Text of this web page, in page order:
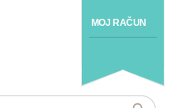
MOJ RAČUN